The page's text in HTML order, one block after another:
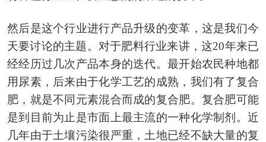
然后是这个行业进行产品升级的变革，这是我们今
天要讨论的主题。对于肥料行业来讲，这20年来已
经经历过几次产品本身的迭代。最开始农民种地都
用尿素，后来由于化学工艺的成熟，我们有了复合
肥，就是不同元素混合而成的复合肥。复合肥可能
是到目前为止是市面上最主流的一种化学制剂。近
几年由于土壤污染很严重，土地已经不缺大量的复